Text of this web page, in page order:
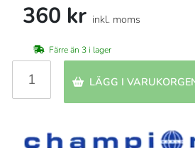
360 kr inkl. moms
Färre än 3 i lager
LÄGG I